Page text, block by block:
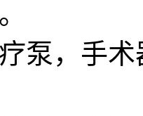
泵，手